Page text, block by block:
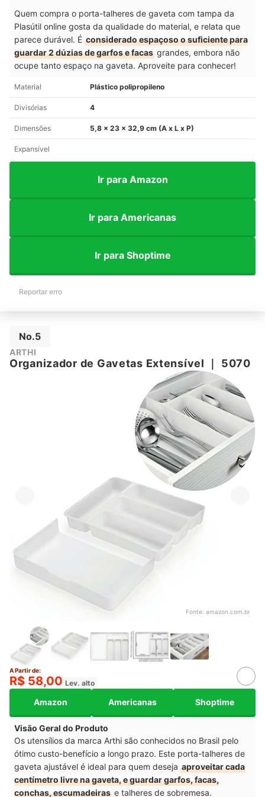
Quem compra o porta-talheres de gaveta com tampa da
Plasútil online gosta da qualidade do material, e relata que
parece durável. É considerado espaçoso o suficiente para
guardar 2 dúzias de garfos e facas grandes, embora não
ocupe tanto espaço na gaveta. Aproveite para conhecer!
Material Plástico polipropileno
Divisórias 4
Dimensões 5,8 x 23 x 32,9 cm (A x L x P)
Expansível
Ir para Amazon
Ir para Americanas
Ir para Shoptime
Reportar erro
No.5
ARTHI
Organizador de Gavetas Extensível 5070
Fonte: amazon.com.br
A Partir de:
R$ 58,00 Lev. alto
Amazon Americanas Shoptime
Visão Geral do Produto
Os utensílios da marca Arthi são conhecidos no Brasil pelo
ótimo custo-benefício a longo prazo. Este porta-talheres de
gaveta ajustável é ideal para quem deseja aproveitar cada
centímetro livre na gaveta, e guardar garfos, facas,
conchas, escumadeiras e talheres de sobremesa.